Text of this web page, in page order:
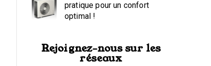
pratique pour un confort
optimal !
Rejoignez-nous sur les
réseaux